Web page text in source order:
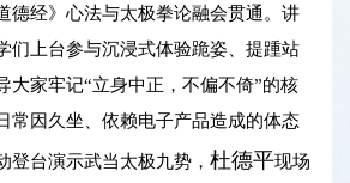
德经》心法与太极拳论融会贯通。讲
们上台参与沉浸式体验跪姿、提踵站
大家牢记“立身中正，不偏不倚”的核
常因久坐、依赖电子产品造成的体态
登台演示武当太极九势， 杜德平现场